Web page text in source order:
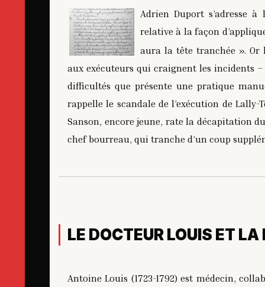
Adrien Duport s’adresse
relative à la façon
aura la tête tranchée ». Or
aux exécuteurs qui craignent les incidents
difficultés que présente une pratique
rappelle le scandale de l’exécution de
Sanson, encore jeune, rate la décapitation
chef bourreau, qui tranche d’un coup
LE DOCTEUR LOUIS ET
Antoine Louis (1723-1792) est médecin,